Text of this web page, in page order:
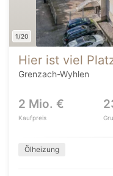
1/20
Hier ist viel
Grenzach-Wyhlen
2 Mio. €
Kaufpreis
Ölheizung